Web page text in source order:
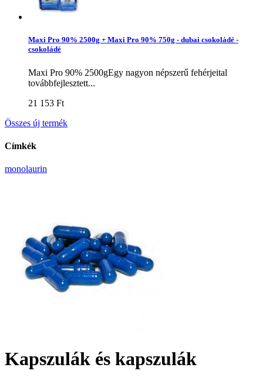
Maxi Pro 90% 2500g + Maxi Pro 90% 750g - dubai csokoládé -
csokoládé
Maxi Pro 90% 2500gEgy nagyon népszerű fehérjeital
továbbfejlesztett...
21 153 Ft‎
Összes új termék
Címkék
monolaurin
Kapszulák és kapszulák